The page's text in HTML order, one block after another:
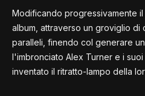
Modificando progressivamente
album, attraverso un groviglio
paralleli, finendo col generare
l'imbronciato Alex Turner e i
inventato il ritratto-lampo della